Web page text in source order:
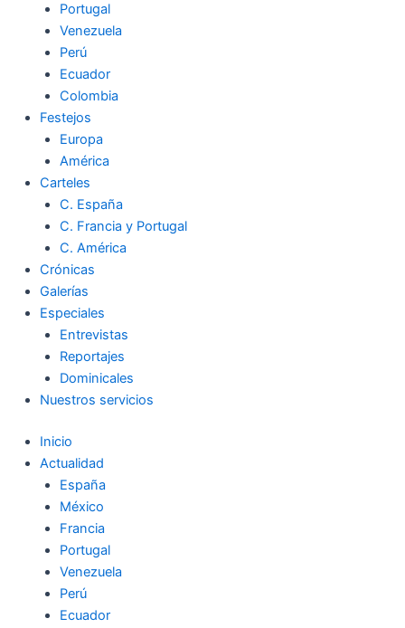
Portugal
Venezuela
Perú
Ecuador
Colombia
Festejos
Europa
América
Carteles
C. España
C. Francia y Portugal
C. América
Crónicas
Galerías
Especiales
Entrevistas
Reportajes
Dominicales
Nuestros servicios
Inicio
Actualidad
España
México
Francia
Portugal
Venezuela
Perú
Ecuador